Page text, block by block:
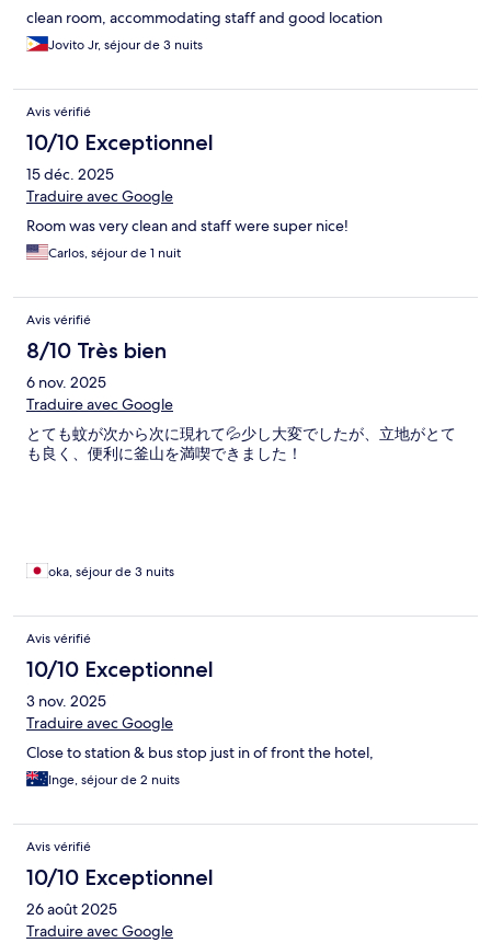
clean room, accommodating staff and good location
Jovito Jr, séjour de 3 nuits
Avis vérifié
10/10 Exceptionnel
15 déc. 2025
Traduire avec Google
Room was very clean and staff were super nice!
Carlos, séjour de 1 nuit
Avis vérifié
8/10 Très bien
6 nov. 2025
Traduire avec Google
とても蚊が次から次に現れて💦少し大変でしたが、立地がとて
も良く、便利に釜山を満喫できました！
oka, séjour de 3 nuits
Avis vérifié
10/10 Exceptionnel
3 nov. 2025
Traduire avec Google
Close to station & bus stop just in of front the hotel,
Inge, séjour de 2 nuits
Avis vérifié
10/10 Exceptionnel
26 août 2025
Traduire avec Google